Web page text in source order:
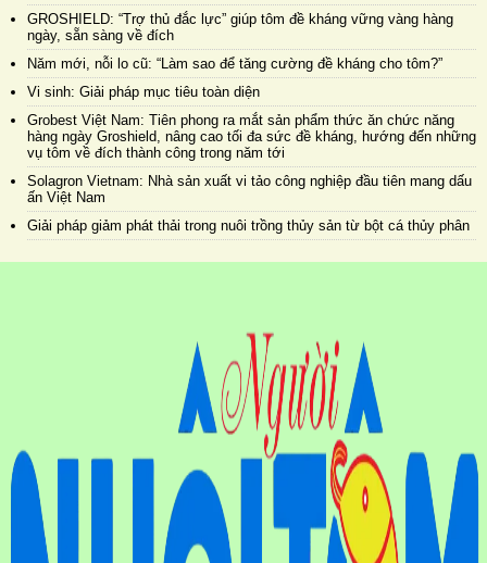
GROSHIELD: “Trợ thủ đắc lực” giúp tôm đề kháng vững vàng hàng
ngày, sẵn sàng về đích
Năm mới, nỗi lo cũ: “Làm sao để tăng cường đề kháng cho tôm?”
Vi sinh: Giải pháp mục tiêu toàn diện
Grobest Việt Nam: Tiên phong ra mắt sản phẩm thức ăn chức năng
hàng ngày Groshield, nâng cao tối đa sức đề kháng, hướng đến những
vụ tôm về đích thành công trong năm tới
Solagron Vietnam: Nhà sản xuất vi tảo công nghiệp đầu tiên mang dấu
ấn Việt Nam
Giải pháp giảm phát thải trong nuôi trồng thủy sản từ bột cá thủy phân